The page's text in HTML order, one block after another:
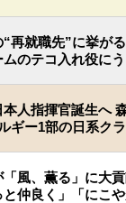
“再就職先”に挙が
のテコ入れ役に
本人指揮官誕生へ
ギー1部の日系ク
「風、薫る」に大
と仲良く」「にこ